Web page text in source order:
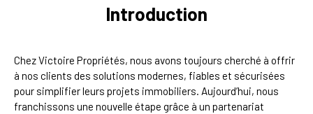
Introduction
Chez Victoire Propriétés, nous avons toujours cherché à offrir
à nos clients des solutions modernes, fiables et sécurisées
pour simplifier leurs projets immobiliers. Aujourd’hui, nous
franchissons une nouvelle étape grâce à un partenariat